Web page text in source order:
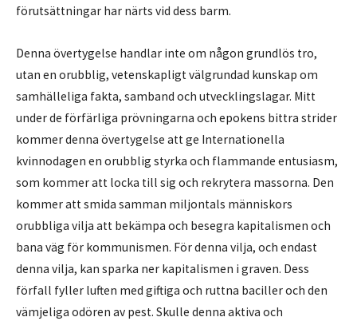
förutsättningar har närts vid dess barm.
Denna övertygelse handlar inte om någon grundlös tro,
utan en orubblig, vetenskapligt välgrundad kunskap om
samhälleliga fakta, samband och utvecklingslagar. Mitt
under de förfärliga prövningarna och epokens bittra strider
kommer denna övertygelse att ge Internationella
kvinnodagen en orubblig styrka och flammande entusiasm,
som kommer att locka till sig och rekrytera massorna. Den
kommer att smida samman miljontals människors
orubbliga vilja att bekämpa och besegra kapitalismen och
bana väg för kommunismen. För denna vilja, och endast
denna vilja, kan sparka ner kapitalismen i graven. Dess
förfall fyller luften med giftiga och ruttna baciller och den
vämjeliga odören av pest. Skulle denna aktiva och